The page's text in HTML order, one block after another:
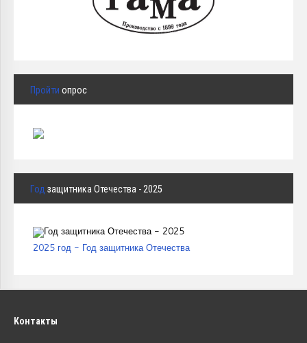
Пройти опрос
Год защитника Отечества - 2025
2025 год - Год защитника Отечества
Контакты